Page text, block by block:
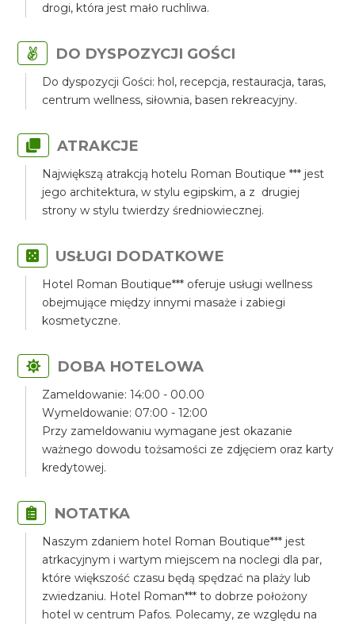
drogi, która jest mało ruchliwa.
DO DYSPOZYCJI GOŚCI
Do dyspozycji Gości: hol, recepcja, restauracja, taras,
centrum wellness, siłownia, basen rekreacyjny.
ATRAKCJE
Największą atrakcją hotelu Roman Boutique *** jest
jego architektura, w stylu egipskim, a z drugiej
strony w stylu twierdzy średniowiecznej.
USŁUGI DODATKOWE
Hotel Roman Boutique*** oferuje usługi wellness
obejmujące między innymi masaże i zabiegi
kosmetyczne.
DOBA HOTELOWA
Zameldowanie: 14:00 - 00.00
Wymeldowanie: 07:00 - 12:00
Przy zameldowaniu wymagane jest okazanie
ważnego dowodu tożsamości ze zdjęciem oraz karty
kredytowej.
NOTATKA
Naszym zdaniem hotel Roman Boutique*** jest
atrkacyjnym i wartym miejscem na noclegi dla par,
które większość czasu będą spędzać na plaży lub
zwiedzaniu. Hotel Roman*** to dobrze położony
hotel w centrum Pafos. Polecamy, ze względu na